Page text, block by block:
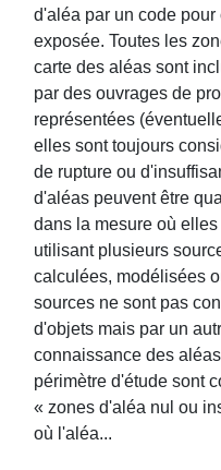
d'aléa par un code
exposée. Toutes les
carte des aléas sont
par des ouvrages de
représentées
elles sont toujours
de rupture ou
d'aléas peuvent être
dans la mesure où
utilisant plusieurs
calculées, modélisées
sources ne sont pas
d'objets mais par un
connaissance des
périmètre d'étude sont
« zones d'aléa nul ou
où l'aléa...